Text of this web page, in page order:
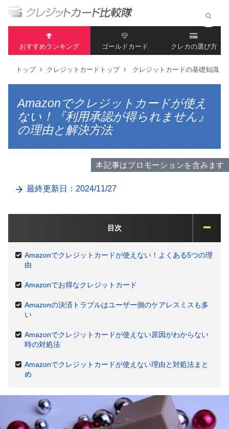
おすすめランキング ゴールドカード クレカの選び方
トップ クレジットカードトップ クレジットカードの基礎知識
Amazonでクレジットカードが使え
ない！『利用承認が得られません』
の理由と解決方法
本記事はプロモーションを含みます
最終更新日：2024/11/27
目次
Amazonでクレジットカードが使えない！よくある5つの理
由
Amazonでお得なクレジットカード
Amazonの決済トラブルはユーザー側のケアレスミスも多
い
Amazonでクレジットカードが使えない原因がわからない
時の対処法
Amazonでクレジットカードが使えない理由と対処法まと
め